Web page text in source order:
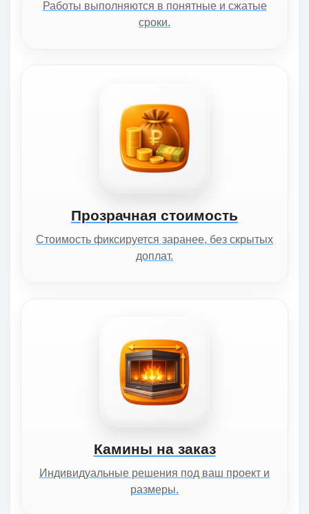
Работы выполняются в понятные и сжатые
сроки.
Прозрачная стоимость
Стоимость фиксируется заранее, без скрытых
доплат.
Камины на заказ
Индивидуальные решения под ваш проект и
размеры.